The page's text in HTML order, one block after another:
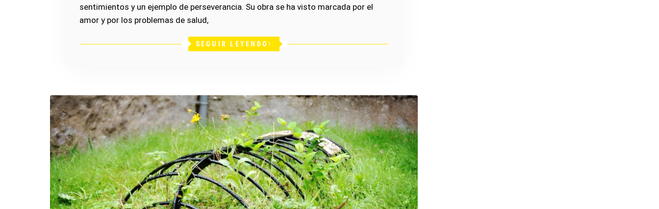
sentimientos y un ejemplo de perseverancia. Su obra se ha visto marcada por el
amor y por los problemas de salud,
SEGUIR LEYENDO